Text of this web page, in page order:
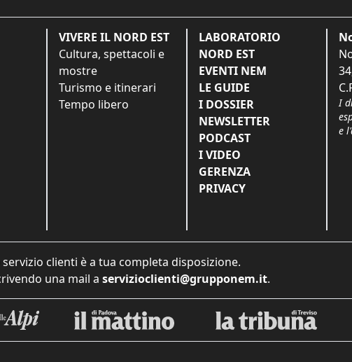
VIVERE IL NORD EST
Cultura, spettacoli e
mostre
Turismo e itinerari
Tempo libero
LABORATORIO
NORD EST
EVENTI NEM
LE GUIDE
I DOSSIER
NEWSLETTER
PODCAST
I VIDEO
GERENZA
PRIVACY
I
e
clienti è a tua completa disposizione.
una mail a servizioclienti@grupponem.it.